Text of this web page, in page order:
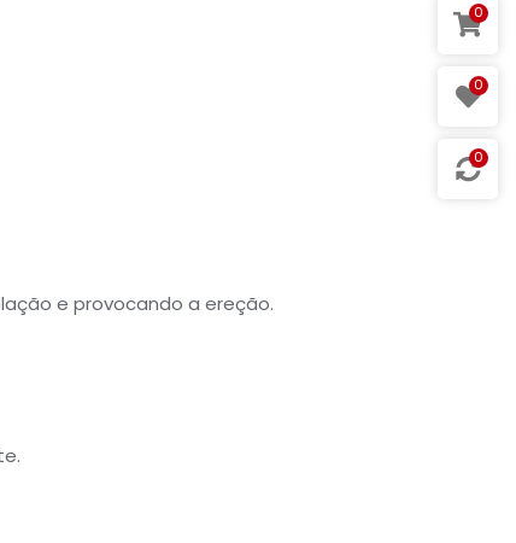
e provocando a ereção.
0
0
0